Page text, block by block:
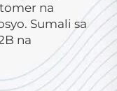
na
Sumali sa
na